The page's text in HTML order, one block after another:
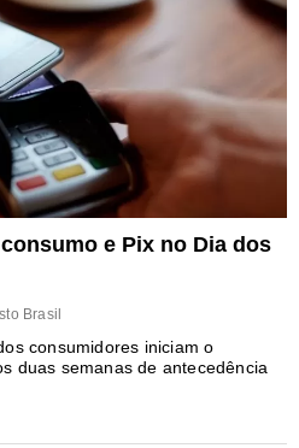
e Pix no Dia dos
Brasil
consumidores iniciam o
duas semanas de antecedência